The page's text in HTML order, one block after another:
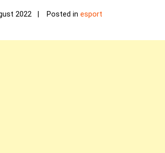
2022 Posted inesport